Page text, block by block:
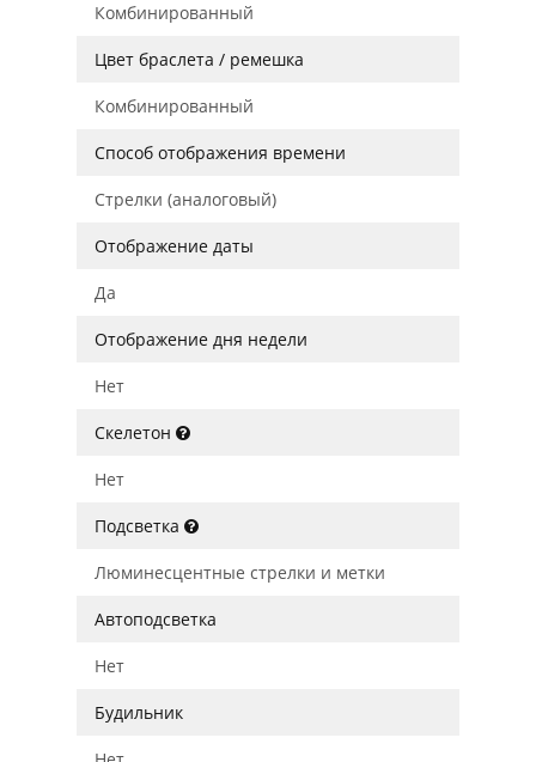
Комбинированный
Цвет браслета / ремешка
Комбинированный
Способ отображения времени
Стрелки (аналоговый)
Отображение даты
Да
Отображение дня недели
Нет
Скелетон
Нет
Подсветка
Люминесцентные стрелки и метки
Автоподсветка
Нет
Будильник